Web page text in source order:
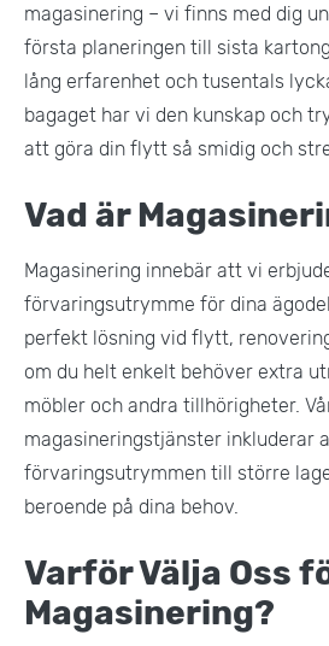
magasinering – vi finns med dig
första planeringen till sista
lång erfarenhet och tusentals
bagaget har vi den kunskap och
att göra din flytt så smidig och
Vad är
Magasinering innebär att vi
förvaringsutrymme för dina
perfekt lösning vid flytt,
om du helt enkelt behöver extra
möbler och andra tillhörigheter.
magasineringstjänster inkluderar
förvaringsutrymmen till större
beroende på dina behov.
Varför Välja Oss
Magasinering?